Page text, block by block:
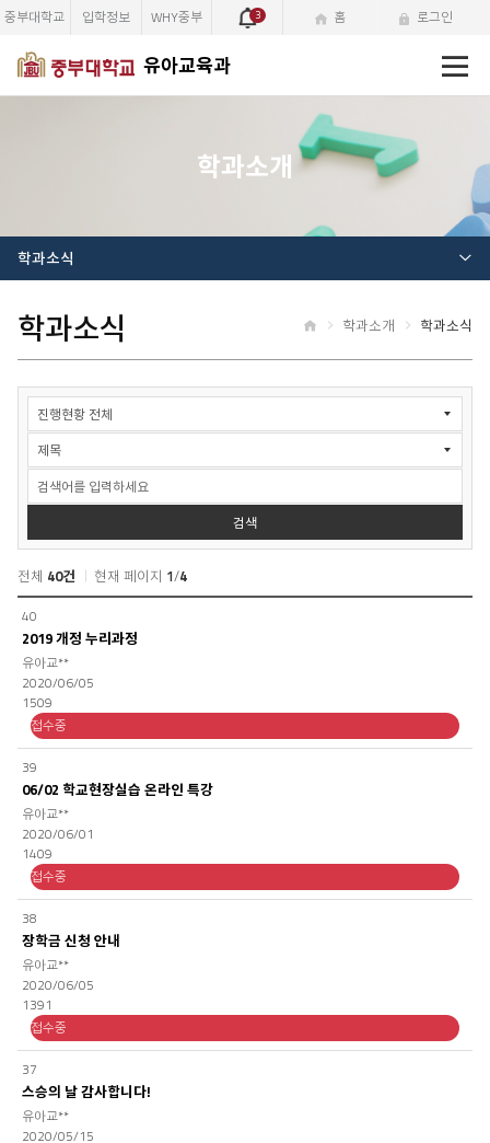
유아교육과
메
중부대학교 입학정보 WHY중부 3 홈 로그인
학과소개
학과소식
학과소식 학과소개 학과소식
학
식
색
검색
전체 40건 현재 페이지 1/4
학
과
소
식
목
록
40
2019 개정 누리과정
유아교**
2020/06/05
1509
접수중
39
06/02 학교현장실습 온라인 특강
유아교**
2020/06/01
1409
접수중
38
장학금 신청 안내
유아교**
2020/06/05
1391
접수중
37
스승의 날 감사합니다!
유아교**
2020/05/15